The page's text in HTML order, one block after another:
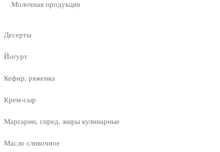
Молочная продукция
Десерты
Йогурт
Кефир, ряженка
Крем-сыр
Маргарин, спред, жиры кулинарные
Масло сливочное